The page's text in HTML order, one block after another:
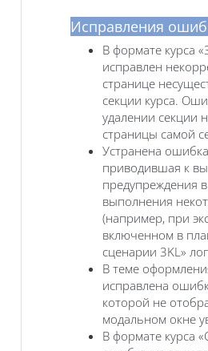
Исправления
В формате курса
исправлен
странице
секции курса.
удалении секции
страницы самой
Устранена
приводившая к
предупреждения
выполнения
(например, при
включенном в
сценарии 3KL»
В теме
исправлена
которой не
модальном окне
В формате курса